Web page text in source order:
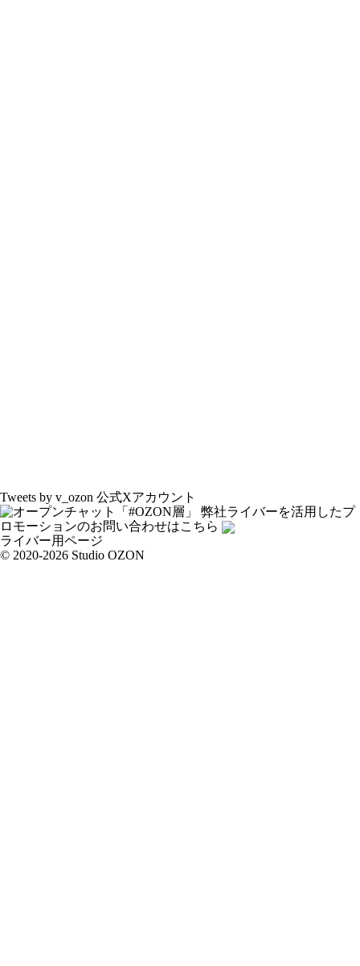
Tweets by v_ozon 公式Xアカウント
弊社ライバーを活用したプ
ロモーションのお問い合わせはこちら
ライバー用ページ
© 2020-2026 Studio OZON